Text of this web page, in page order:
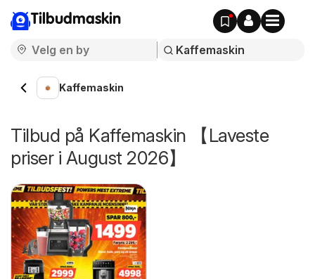
Tilbudmaskin
Kaffemaskin
Tilbud på Kaffemaskin 【Laveste
priser i August 2026】